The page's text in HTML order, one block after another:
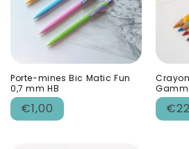
Porte-mines Bic Matic Fun
0,7 mm HB
Prix
habituel
€1,00
Prix